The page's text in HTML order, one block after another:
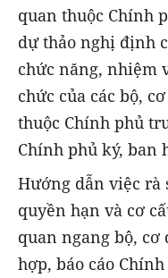
quan thuộc Chính
dự thảo nghị định
chức năng, nhiệm
chức của các bộ,
thuộc Chính phủ
Chính phủ ký, ban
Hướng dẫn việc rà
quyền hạn và cơ
quan ngang bộ,
hợp, báo cáo